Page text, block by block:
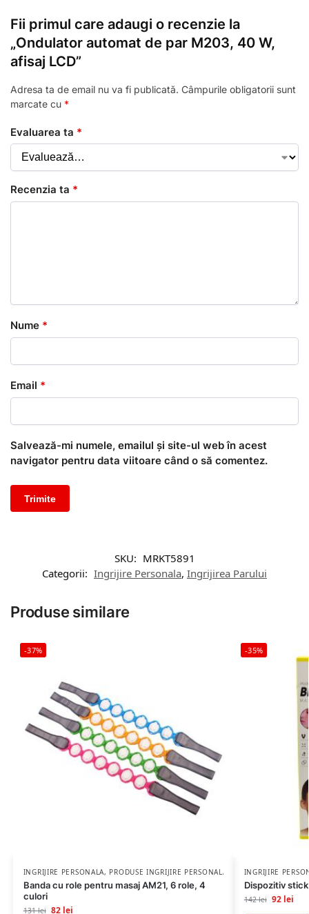
Fii primul care adaugi o recenzie la
„Ondulator automat de par M203, 40 W,
afisaj LCD”
Adresa ta de email nu va fi publicată. Câmpurile obligatorii sunt
marcate cu *
Evaluarea ta *
Recenzia ta *
Nume *
Email *
Salvează-mi numele, emailul și site-ul web în acest
navigator pentru data viitoare când o să comentez.
SKU: MRKT5891
Categorii: Ingrijire Personala, Ingrijirea Parului
Produse similare
-37%
INGRIJIRE PERSONALA, PRODUSE INGRIJIRE PERSONALA
Banda cu role pentru masaj AM21, 6 role, 4
culori
131lei 82 lei
-35%
INGRIJIRE
Dispozitiv
142lei 92 lei